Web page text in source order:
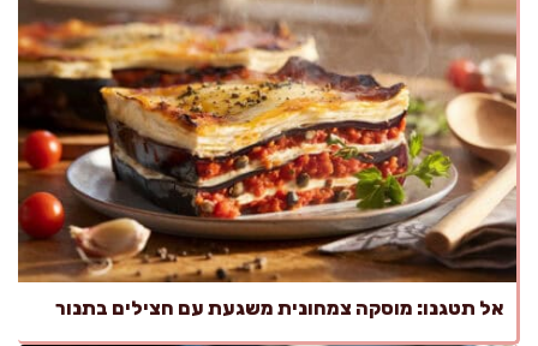
אל תטגנו: מוסקה צמחונית משגעת עם חצילים בתנור